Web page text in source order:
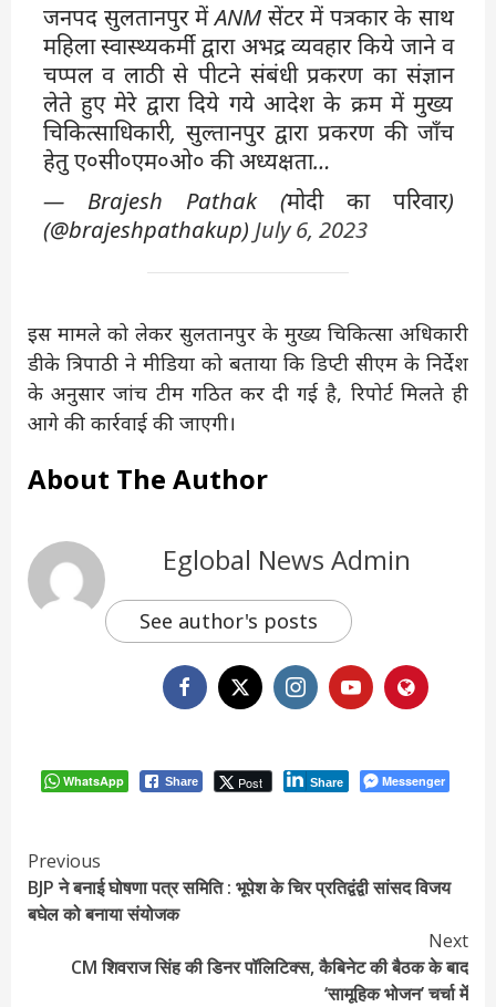
जनपद सुलतानपुर में ANM सेंटर में पत्रकार के साथ
महिला स्वास्थ्यकर्मी द्वारा अभद्र व्यवहार किये जाने व
चप्पल व लाठी से पीटने संबंधी प्रकरण का संज्ञान
लेते हुए मेरे द्वारा दिये गये आदेश के क्रम में मुख्य
चिकित्साधिकारी, सुल्तानपुर द्वारा प्रकरण की जॉंच
हेतु ए०सी०एम०ओ० की अध्यक्षता…
— Brajesh Pathak (मोदी का परिवार)
(@brajeshpathakup) July 6, 2023
इस मामले को लेकर सुलतानपुर के मुख्य चिकित्सा अधिकारी
डीके त्रिपाठी ने मीडिया को बताया कि डिप्टी सीएम के निर्देश
के अनुसार जांच टीम गठित कर दी गई है, रिपोर्ट मिलते ही
आगे की कार्रवाई की जाएगी।
About The Author
Eglobal News Admin
See author's posts
WhatsApp Share Post Share Messenger
Continue
Reading
Previous
BJP ने बनाई घोषणा पत्र समिति : भूपेश के चिर प्रतिद्वंद्वी सांसद विजय
बघेल को बनाया संयोजक
Next
CM शिवराज सिंह की डिनर पॉलिटिक्स, कैबिनेट की बैठक के बाद
‘सामूहिक भोजन’ चर्चा में